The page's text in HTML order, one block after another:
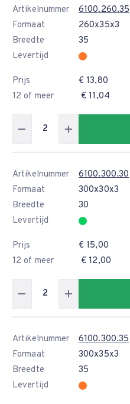
Artikelnummer
6100.260.35
Formaat
260x35x3
Breedte
35
Levertijd
Prijs
€ 13,80
12 of meer
€ 11,04
Artikelnummer
6100.300.30
Formaat
300x30x3
Breedte
30
Levertijd
Prijs
€ 15,00
12 of meer
€ 12,00
Artikelnummer
6100.300.35
Formaat
300x35x3
Breedte
35
Levertijd